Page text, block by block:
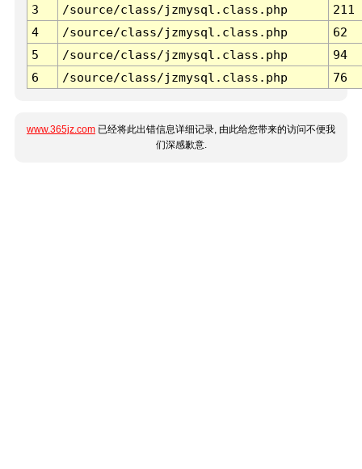
3 /source/class/jzmysql.class.php
211
4
/source/class/jzmysql.class.php
62
5
/source/class/jzmysql.class.php
94
6
/source/class/jzmysql.class.php 76
www.365jz.com 已经将此出错信息详细记录, 由此给您带来的访问不便我
们深感歉意.